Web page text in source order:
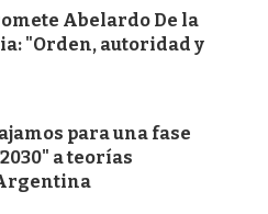
Abelardo De la
"Orden, autoridad y
para una fase
a teorías